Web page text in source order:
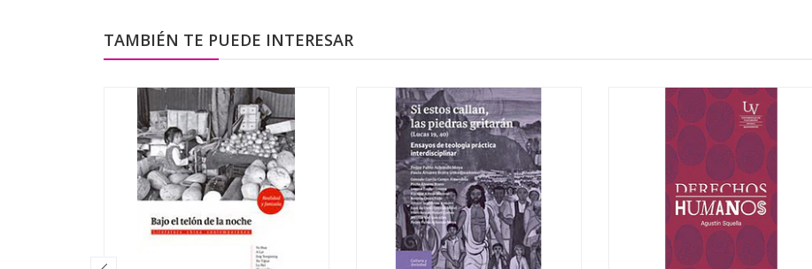
TAMBIÉN TE PUEDE INTERESAR